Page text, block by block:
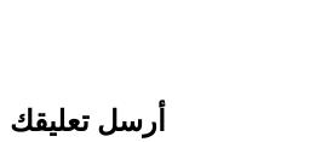
أرسل تعليقك